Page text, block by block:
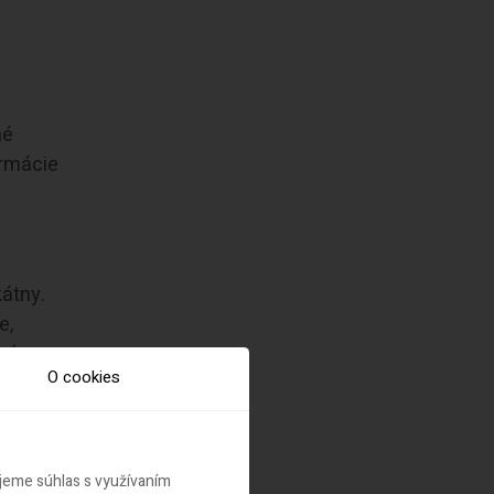
O cookies
súhlas s využívaním